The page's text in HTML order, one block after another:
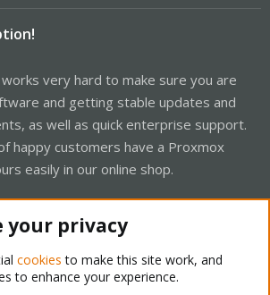
very hard to make sure you are
and getting stable updates and
as well as quick enterprise support.
happy customers have a Proxmox
easily in our online shop.
your privacy
cookies to make this site work, and
to enhance your experience.